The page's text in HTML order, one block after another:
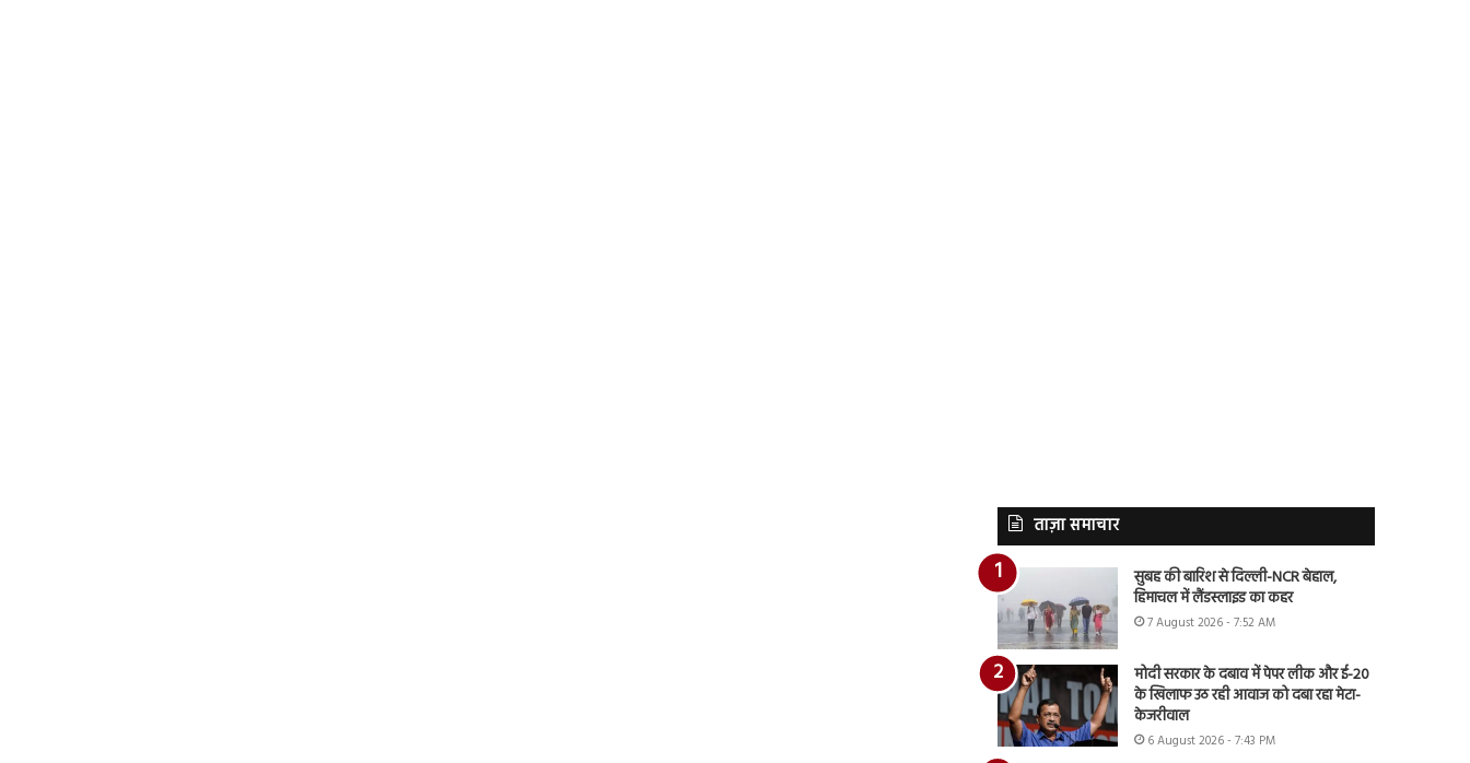
ताज़ा समाचार
सुबह की बारिश से दिल्ली-NCR बेहाल,
हिमाचल में लैंडस्लाइड का कहर
7 August 2026 - 7:52 AM
मोदी सरकार के दबाव में पेपर लीक और ई-20
के खिलाफ उठ रही आवाज को दबा रहा मेटा-
केजरीवाल
6 August 2026 - 7:43 PM